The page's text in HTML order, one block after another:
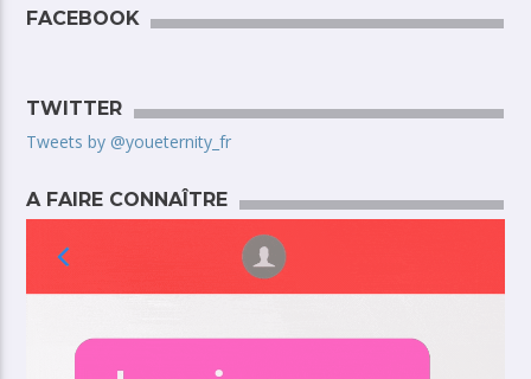
FACEBOOK
TWITTER
Tweets by @youeternity_fr
A FAIRE CONNAÎTRE